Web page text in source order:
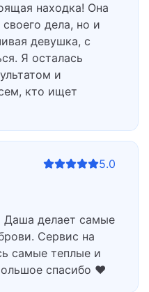
находка! Она
дела, но и
девушка, с
Я осталась
и
кто ищет
5.0
Даша делает самые
Сервис на
самые теплые и
спасибо ❤️